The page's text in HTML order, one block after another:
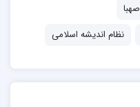
صهبا
نظام اندیشه اسلامی